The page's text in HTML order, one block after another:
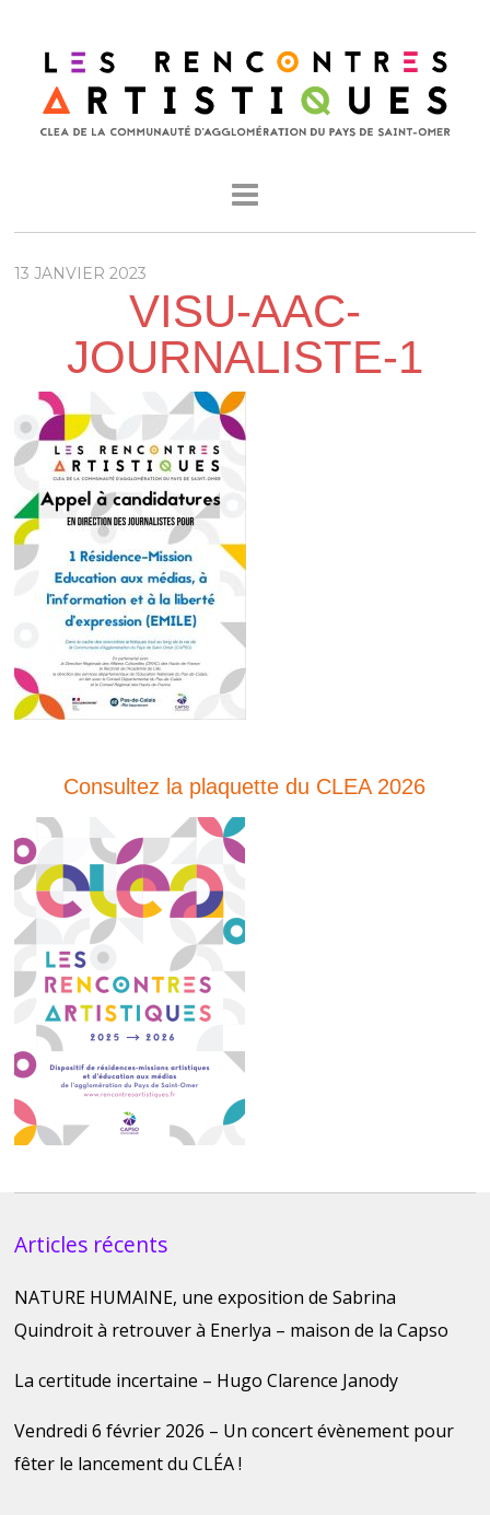
13 JANVIER 2023
VISU-AAC-
JOURNALISTE-1
Consultez la plaquette du CLEA 2026
Articles récents
NATURE HUMAINE, une exposition de Sabrina
Quindroit à retrouver à Enerlya – maison de la Capso
La certitude incertaine – Hugo Clarence Janody
Vendredi 6 février 2026 – Un concert évènement pour
fêter le lancement du CLÉA !